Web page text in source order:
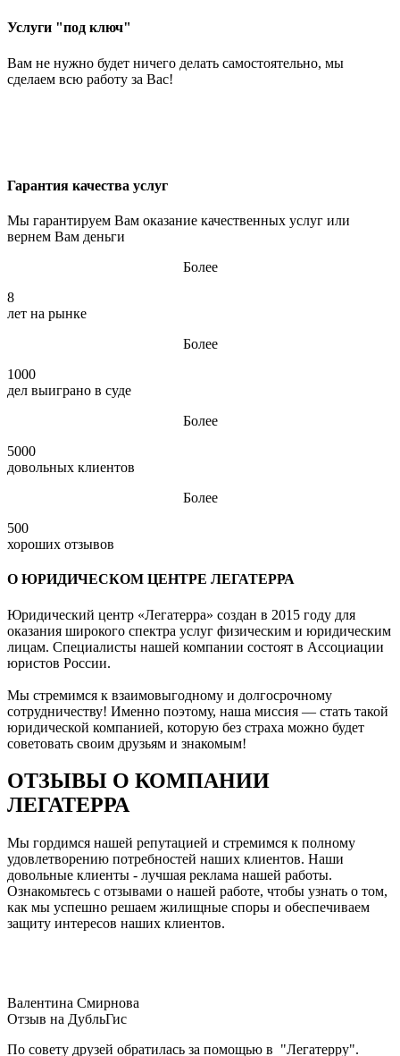
Услуги "под ключ"
Вам не нужно будет ничего делать самостоятельно, мы
сделаем всю работу за Вас!
Гарантия качества услуг
Мы гарантируем Вам оказание качественных услуг или
вернем Вам деньги
Более
8
лет на рынке
Более
1000
дел выиграно в суде
Более
5000
довольных клиентов
Более
500
хороших отзывов
О ЮРИДИЧЕСКОМ ЦЕНТРЕ ЛЕГАТЕРРА
Юридический центр «Легатерра» создан в 2015 году для
оказания широкого спектра услуг физическим и юридическим
лицам. Специалисты нашей компании состоят в Ассоциации
юристов России.
Мы стремимся к взаимовыгодному и долгосрочному
сотрудничеству! Именно поэтому, наша миссия — стать такой
юридической компанией, которую без страха можно будет
советовать своим друзьям и знакомым!
ОТЗЫВЫ О КОМПАНИИ
ЛЕГАТЕРРА
Мы гордимся нашей репутацией и стремимся к полному
удовлетворению потребностей наших клиентов. Наши
довольные клиенты - лучшая реклама нашей работы.
Ознакомьтесь с отзывами о нашей работе, чтобы узнать о том,
как мы успешно решаем жилищные споры и обеспечиваем
защиту интересов наших клиентов.
Валентина Смирнова
Отзыв на ДубльГис
По совету друзей обратилась за помощью в "Легатерру".